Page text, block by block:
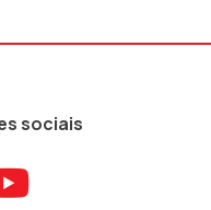
sociais
ao ao
Aceder